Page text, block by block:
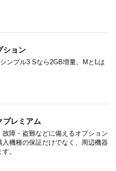
ション
ンプル3 Sなら2GB増量。MとLは
プレミアム
故障・盗難などに備えるオプション
入機種の保証だけでなく、周辺機器
。